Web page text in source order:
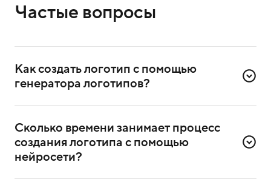
Частые вопросы
Как создать логотип с помощью
генератора логотипов?
в сервисе. Достаточно ввести номер телефона
и подтвердить регистрацию через СМС.
После регистрации выберете в сервисе генератор
логотипов и приступите к созданию.
Сколько времени занимает процесс
создания логотипа с помощью
нейросети?